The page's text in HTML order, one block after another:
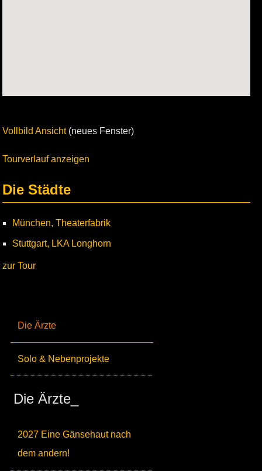
Die Ärzte
Solo & Nebenprojekte
Die Ärzte_
2027 Eine Gänsehaut nach
dem andern!
Vollbild Ansicht(neues Fenster)
Tourverlauf anzeigen
Die Städte
München, Theaterfabrik
Stuttgart, LKA Longhorn
zur Tour